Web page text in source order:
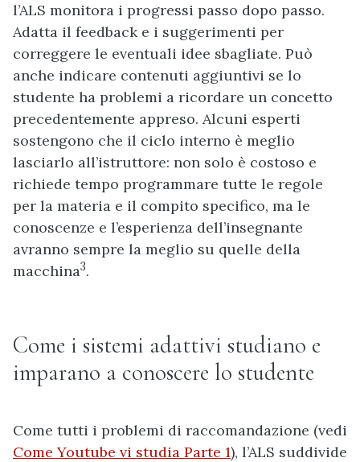
l’ALS monitora i progressi passo dopo passo.
Adatta il feedback e i suggerimenti per
correggere le eventuali idee sbagliate. Può
anche indicare contenuti aggiuntivi se lo
studente ha problemi a ricordare un concetto
precedentemente appreso. Alcuni esperti
sostengono che il ciclo interno è meglio
lasciarlo all’istruttore: non solo è costoso e
richiede tempo programmare tutte le regole
per la materia e il compito specifico, ma le
conoscenze e l’esperienza dell’insegnante
avranno sempre la meglio su quelle della
macchina3.
Come i sistemi adattivi studiano e
imparano a conoscere lo studente
Come tutti i problemi di raccomandazione (vedi
Come Youtube vi studia Parte 1), l’ALS suddivide